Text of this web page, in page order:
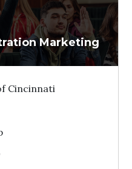
Tham vấn Interlink
Marketing
Cincinnati